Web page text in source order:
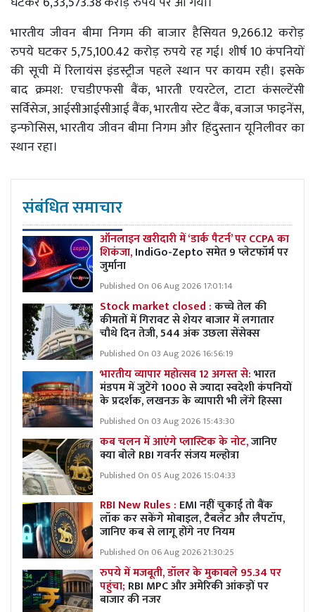
भारतीय जीवन बीमा निगम की बाजार हैसियत 9,266.12 करोड़
रुपये घटकर 5,75,100.42 करोड़ रुपये रह गई। शीर्ष 10 कंपनियों
की सूची में रिलायंस इंडस्ट्रीज पहले स्थान पर कायम रही। इसके
बाद क्रमश: एचडीएफसी बैंक, भारती एयरटेल, टाटा कंसल्टेंसी
सर्विसेज, आईसीआईसीआई बैंक, भारतीय स्टेट बैंक, बजाज फाइनेंस,
इन्फोसिस, भारतीय जीवन बीमा निगम और हिंदुस्तान यूनिलीवर का
स्थान रहा।
संबंधित समाचार
ऑनलाइन खरीदारी में ‘डार्क पैटर्न’ पर CCPA का
शिकंजा,IndiGo-Zepto समेत 9 प्लेटफॉर्म पर
जुर्माना
Published On 06 Aug 2026 17:01:14
Stock market closed :कच्चे तेल की
कीमतों में गिरावट से शेयर बाजार में लगातार
चौथे दिन तेजी, 544 अंक उछला सेंसेक्स
Published On 03 Aug 2026 16:56:19
भारतीय व्यापार महोत्सव 12 अगस्त से:भारत
मंडपम में जुटेंगे 1000 से ज्यादा स्वदेशी कंपनियों
के प्रदर्शक, लखनऊ के व्यापारी भी लेंगे हिस्सा
Published On 03 Aug 2026 15:43:30
कब चलन में आएंगे प्लास्टिक के नोट,जानिए
क्या बोले RBI गवर्नर संजय मल्होत्रा
Published On 05 Aug 2026 15:04:33
RBI New Rules : EMI नहीं चुकाई तो बैंक
लॉक कर सकेंगे मोबाइल, टैबलेट और लैपटॉप,
जानिए कब से लागू होंगे नए नियम
Published On 06 Aug 2026 21:30:25
रुपये में मजबूती, डॉलर के मुकाबले 95.34 पर
पहुंचा; RBI MPC और अमेरिकी आंकड़ों पर
बाजार की नजर